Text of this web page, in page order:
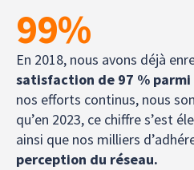
99%
En 2018, nous avons déjà
satisfaction de 97 %
nos efforts continus, nous
qu’en 2023, ce chiffre s’est
ainsi que nos milliers
perception du réseau.